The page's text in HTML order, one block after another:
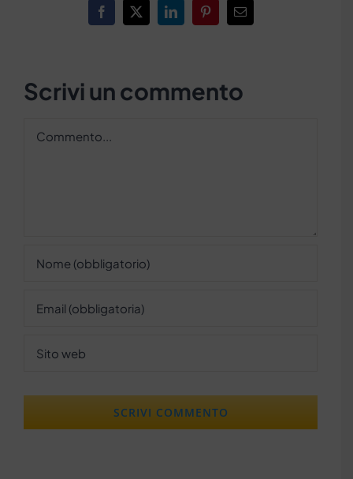
Facebook
X LinkedInPinterestEmail
Scrivi un commento